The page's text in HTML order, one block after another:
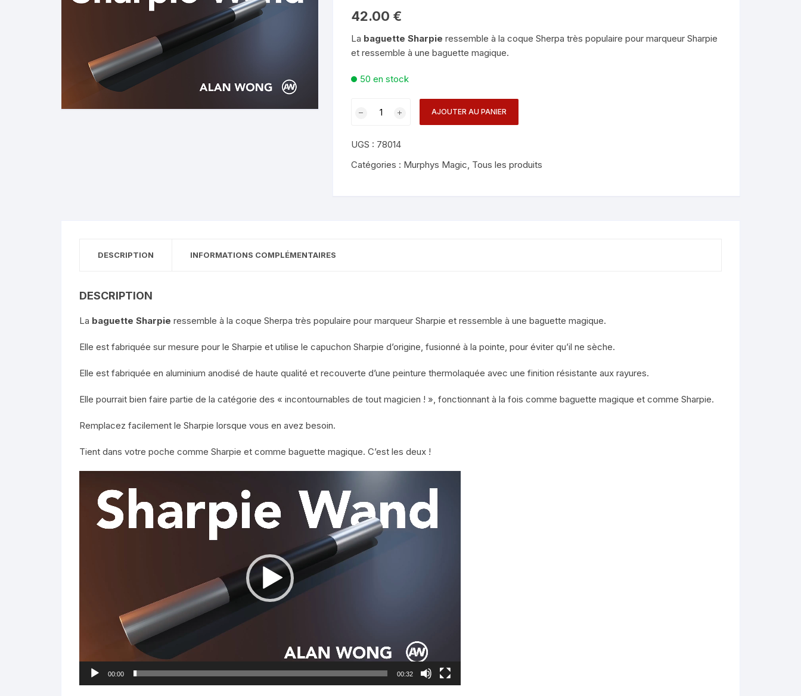
Chop Cup – GobeletsTours de corde
Grandes Illusions
Neige – Rubans – Steamers
42.00 €
La baguette Sharpie ressemble à la coque Sherpa très populaire pour marqueur Sharpie
et ressemble à une baguette magique.
50 en stock
Wand
-
AJOUTER AU PANIER
UGS : 78014
Catégories : Murphys Magic, Tous les produits
DESCRIPTION INFORMATIONS COMPLÉMENTAIRES
DESCRIPTION
La baguette Sharpie ressemble à la coque Sherpa très populaire pour marqueur Sharpie et ressemble à une baguette magique.
Elle est fabriquée sur mesure pour le Sharpie et utilise le capuchon Sharpie d’origine, fusionné à la pointe, pour éviter qu’il ne sèche.
Elle est fabriquée en aluminium anodisé de haute qualité et recouverte d’une peinture thermolaquée avec une finition résistante aux rayures.
Elle pourrait bien faire partie de la catégorie des « incontournables de tout magicien ! », fonctionnant à la fois comme baguette magique et comme Sharpie.
Remplacez facilement le Sharpie lorsque vous en avez besoin.
Tient dans votre poche comme Sharpie et comme baguette magique. C’est les deux !
vidéo
00:00 00:32